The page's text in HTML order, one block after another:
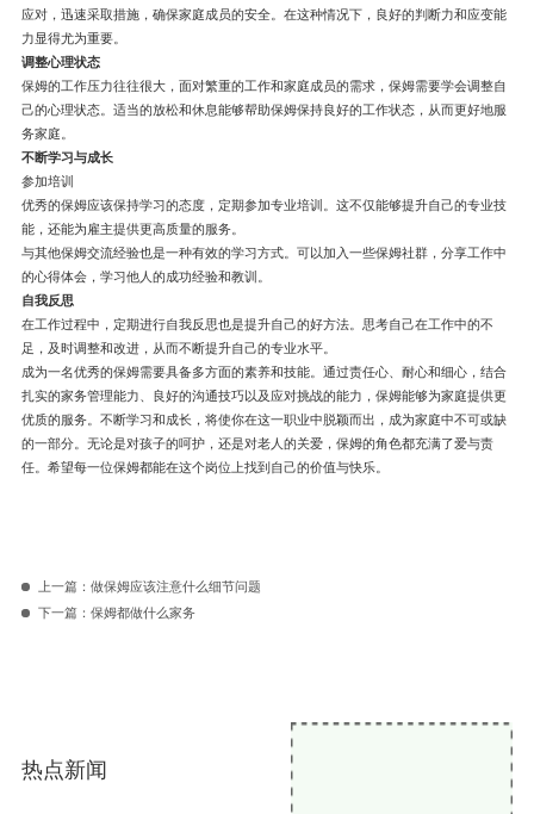
应对，迅速采取措施，确保家庭成员的安全。在这种情况下，良好的判断力和应变能
力显得尤为重要。
调整心理状态
保姆的工作压力往往很大，面对繁重的工作和家庭成员的需求，保姆需要学会调整自
己的心理状态。适当的放松和休息能够帮助保姆保持良好的工作状态，从而更好地服
务家庭。
不断学习与成长
参加培训
优秀的保姆应该保持学习的态度，定期参加专业培训。这不仅能够提升自己的专业技
能，还能为雇主提供更高质量的服务。
与其他保姆交流经验也是一种有效的学习方式。可以加入一些保姆社群，分享工作中
的心得体会，学习他人的成功经验和教训。
自我反思
在工作过程中，定期进行自我反思也是提升自己的好方法。思考自己在工作中的不
足，及时调整和改进，从而不断提升自己的专业水平。
成为一名优秀的保姆需要具备多方面的素养和技能。通过责任心、耐心和细心，结合
扎实的家务管理能力、良好的沟通技巧以及应对挑战的能力，保姆能够为家庭提供更
优质的服务。不断学习和成长，将使你在这一职业中脱颖而出，成为家庭中不可或缺
的一部分。无论是对孩子的呵护，还是对老人的关爱，保姆的角色都充满了爱与责
任。希望每一位保姆都能在这个岗位上找到自己的价值与快乐。
上一篇：做保姆应该注意什么细节问题
下一篇：保姆都做什么家务
热点新闻